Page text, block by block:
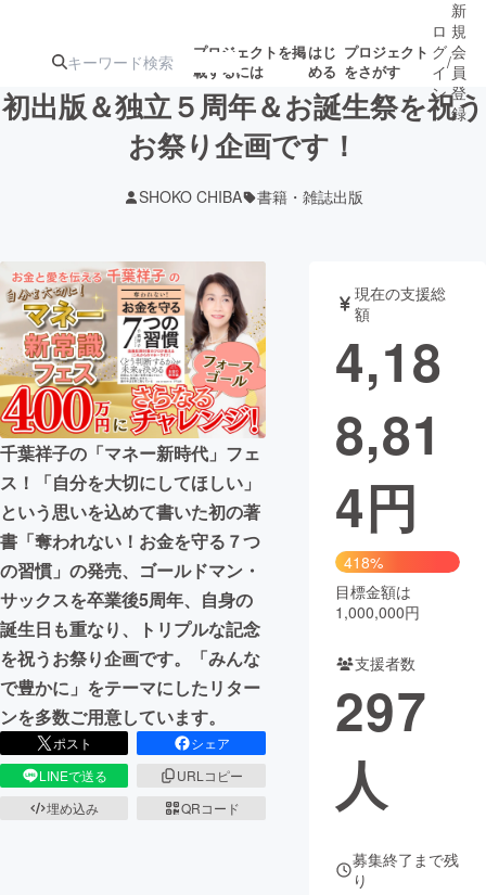
プロジェクトを掲
載するには
はじ
める
プロジェクト
をさがす
ターン
ジェクト
募集終了が近いプ
ロジェクト
アート・写真 音楽
テクノロジー・ガジェット ゲーム・サ
映像・映画
ビジネス・起業
まちづくり・地域活性化
CAMPFIRE for Social Good
CAMPFIRE Creation
CAMPFIREふるさと納税machi-ya コミュニティ
ロ
グ
イ
ン
/
新
規
会
員
登
録
初出版＆独立５周年＆お誕生祭を祝う
お祭り企画です！
SHOKO CHIBA 書籍・雑誌出版
千葉祥子の「マネー新時代」フェ
ス！「自分を大切にしてほしい」
という思いを込めて書いた初の著
書「奪われない！お金を守る７つ
の習慣」の発売、ゴールドマン・
サックスを卒業後5周年、自身の
誕生日も重なり、トリプルな記念
を祝うお祭り企画です。「みんな
で豊かに」をテーマにしたリター
ンを多数ご用意しています。
ポスト
シェア
LINEで送る
URLコピー
埋め込み
QRコード
現在の支援総
額
4,18
8,81
4円
418%
目標金額は
1,000,000円
支援者数
297
人
募集終了まで残
り